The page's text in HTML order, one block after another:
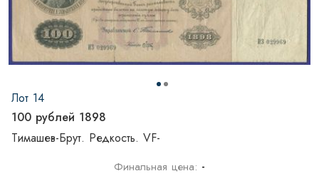
Лот 14
100 рублей 1898
Тимашев-Брут. Редкость. VF-
Финальная цена: -